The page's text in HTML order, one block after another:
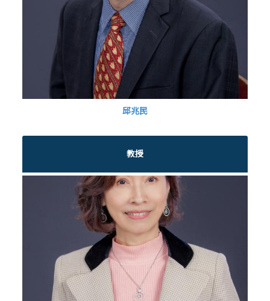
邱兆民
教授